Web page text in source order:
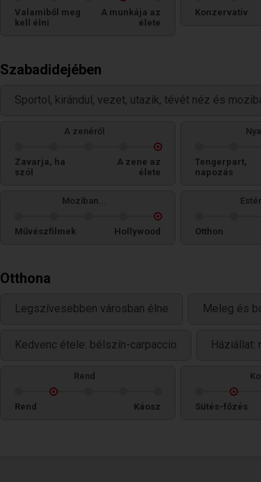
Valamiből meg
kell élni
A munkája az
élete
Konzervatív
Szabadidejében
Sportol, kirándul, vezet, utazik, tévét néz és
A zenéről
Zavarja, ha
szól
A zene az
élete
Tengerpart,
napozás
Moziban...
Művészfilmek Hollywood Otthon
Otthona
Legszívesebben városban élne Meleg és
Kedvenc étele: bélszín-carpaccio Háziállat:
Rend
Rend Káosz Sütés-főzés